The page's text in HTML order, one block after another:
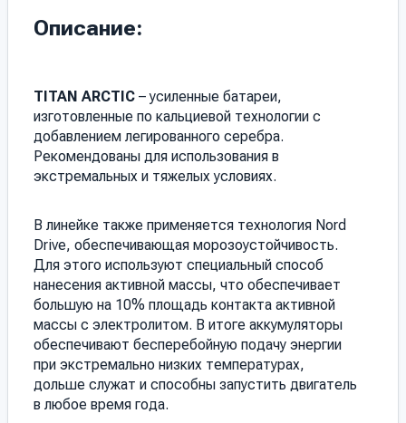
Описание:
TITAN ARCTIC – усиленные батареи,
изготовленные по кальциевой технологии с
добавлением легированного серебра.
Рекомендованы для использования в
экстремальных и тяжелых условиях.
В линейке также применяется технология Nord
Drive, обеспечивающая морозоустойчивость.
Для этого используют специальный способ
нанесения активной массы, что обеспечивает
большую на 10% площадь контакта активной
массы с электролитом. В итоге аккумуляторы
обеспечивают бесперебойную подачу энергии
при экстремально низких температурах,
дольше служат и способны запустить двигатель
в любое время года.